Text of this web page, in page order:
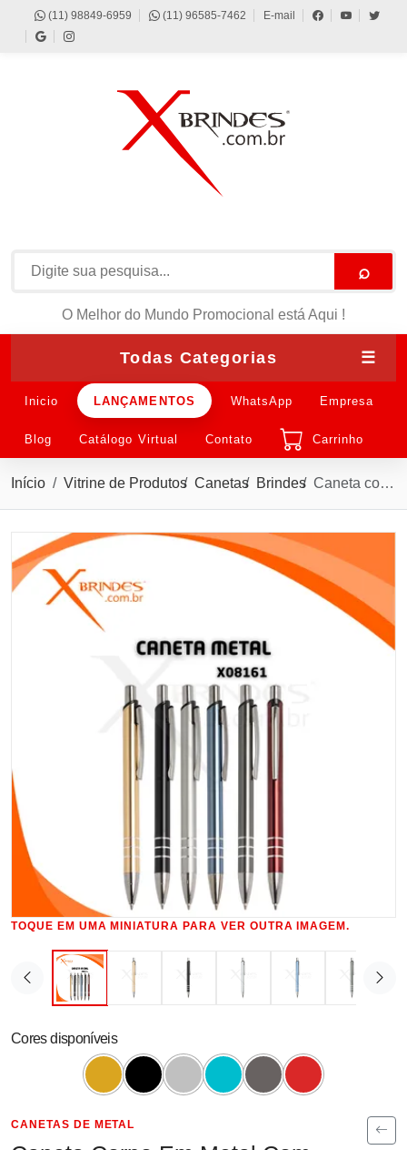
(11) 98849-6959 (11) 96585-7462 E-mail
⌕
O Melhor do Mundo Promocional está Aqui !
Todas Categorias ☰
Inicio LANÇAMENTOS WhatsApp Empresa
Blog Catálogo Virtual Contato Carrinho
Início Vitrine de Produtos Canetas Brindes Caneta corpo em Metal com carga Azul e Acionamento por Clique X08161
TOQUE EM UMA MINIATURA PARA VER OUTRA IMAGEM.
Cores disponíveis
CANETAS DE METAL